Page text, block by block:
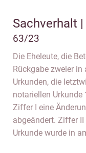
Sachverhalt |
63/23
Die Eheleute, die
Rückgabe zweier
Urkunden, die
notariellen
Ziffer I eine
abgeändert. Ziffer
Urkunde wurde in